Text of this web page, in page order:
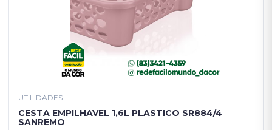
UTILIDADES
CESTA EMPILHAVEL 1,6L PLASTICO SR884/4
SANREMO